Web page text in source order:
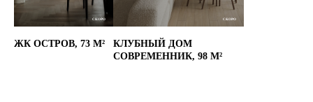
СКОРО
ЖК ОСТРОВ, 73 М²
СКОРО
КЛУБНЫЙ ДОМ
СОВРЕМЕННИК, 98 М²